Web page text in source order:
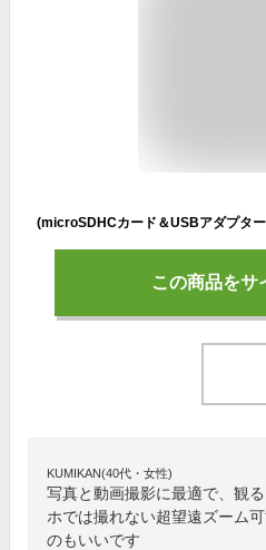
この商品をサ
KUMIKAN(40代・女性)
写真と動画撮影に最適で、観
ホでは撮れない超望遠ズーム
のもいいです